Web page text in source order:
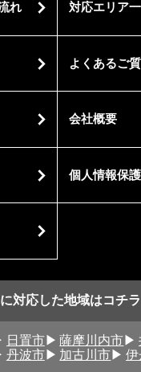
れ 対応エリア
よくあるご
会社概要
個人情報保
対応した地域はコチラ
日置市 薩摩川内市
丹波市 加古川市 伊